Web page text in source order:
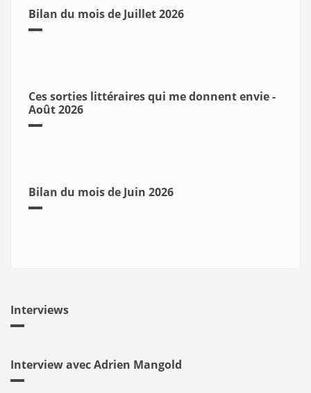
Bilan du mois de Juillet 2026
Ces sorties littéraires qui me donnent envie -
Août 2026
Bilan du mois de Juin 2026
Interviews
Interview avec Adrien Mangold